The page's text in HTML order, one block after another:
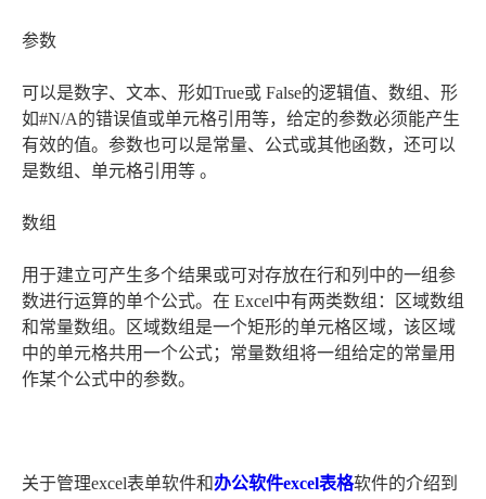
参数
可以是数字、文本、形如True或 False的逻辑值、数组、形
如#N/A的错误值或单元格引用等，给定的参数必须能产生
有效的值。参数也可以是常量、公式或其他函数，还可以
是数组、单元格引用等 。
数组
用于建立可产生多个结果或可对存放在行和列中的一组参
数进行运算的单个公式。在 Excel中有两类数组：区域数组
和常量数组。区域数组是一个矩形的单元格区域，该区域
中的单元格共用一个公式；常量数组将一组给定的常量用
作某个公式中的参数。
关于管理excel表单软件和办公软件excel表格软件的介绍到